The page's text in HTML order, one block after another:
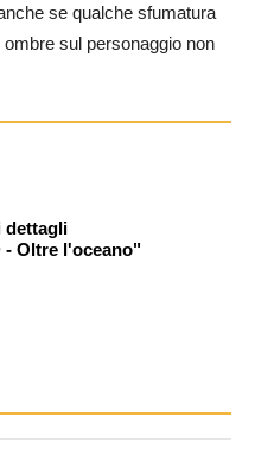
se qualche sfumatura
sul personaggio non
dettagli
- Oltre l'oceano"